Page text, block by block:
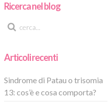
Ricerca nel blog
Articoli recenti
Sindrome di Patau o trisomia
13: cos’è e cosa comporta?